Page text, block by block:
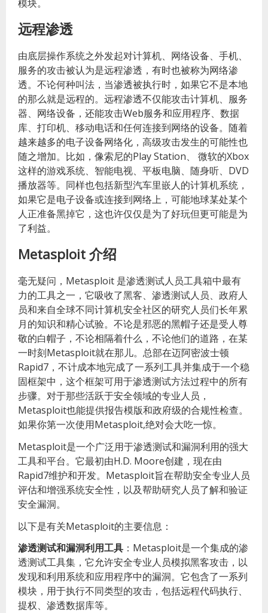
模块。
远程渗透
由底层操作系统之外发起对计算机、网络设备、手机、
服务的攻击被认为是远程渗透，有时也被称为网络渗
透。不论何种叫法，当渗透被执行时，如果它不是本地
的那么就是远程的。远程渗透不仅能攻击计算机、服务
器、网络设备，还能攻击Web服务和应用程序、数据
库、打印机、移动电话和任何连接到网络的设备。随着
越来越多的电子设备网络化，高级攻击发生的可能性也
随之增加。比如，像索尼的Play Station、 微软的Xbox
这样的游戏系统、智能电视、平板电脑、随身听、DVD
播放器等。同样也包括新型汽车里嵌人的计算机系统，
如果它是电子设备或连接到网络上，可能地球某处某个
人正准备黑掉它，这也许仅仅是为了好玩但更可能是为
了利益。
Metasploit 介绍
毫无疑问，Metasploit 是渗透测试人员工具箱中最有
力的工具之一，它吸收了黑客、渗透测试人员、政府人
员和来自全球不同计算机安全社区的研究人员们长年累
月的知识和精心试验。不论是邪恶的黑帽子还是受人尊
敬的白帽子，不论相隔着什么，不论他们的道路，在某
一时刻Metasploit就在那儿。总部在迈阿密波士顿
Rapid7，不计成本地完成了一系列工具并集成于一个稳
固框架中，这个框架可用于渗透测试方法过程中的所有
步骤。对于那些活跃于安全领域的专业人员，
Metasploit也能提供报告模版和政府级的合规性检查。
如果你第一次使用Metasploit,绝对会大吃一惊。
Metasploit是一个广泛用于渗透测试和漏洞利用的强大
工具和平台。它最初由H.D. Moore创建，现在由
Rapid7维护和开发。Metasploit旨在帮助安全专业人员
评估和增强系统安全性，以及帮助研究人员了解和验证
安全漏洞。
以下是有关Metasploit的主要信息：
渗透测试和漏洞利用工具 ：Metasploit是一个集成的渗
透测试工具集，它允许安全专业人员模拟黑客攻击，以
发现和利用系统和应用程序中的漏洞。它包含了一系列
模块，用于执行不同类型的攻击，包括远程代码执行、
提权、渗透数据库等。